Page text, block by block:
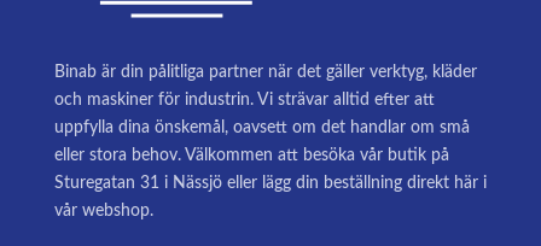
Binab är din pålitliga partner när det gäller verktyg, kläder
och maskiner för industrin. Vi strävar alltid efter att
uppfylla dina önskemål, oavsett om det handlar om små
eller stora behov. Välkommen att besöka vår butik på
Sturegatan 31 i Nässjö eller lägg din beställning direkt här i
vår webshop.